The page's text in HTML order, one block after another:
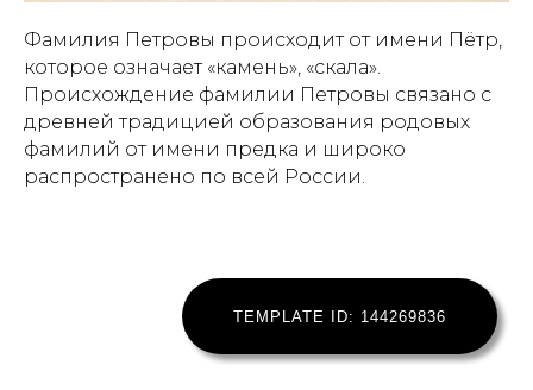
Фамилия Петровы происходит от имени Пётр,
которое означает «камень», «скала».
Происхождение фамилии Петровы связано с
древней традицией образования родовых
фамилий от имени предка и широко
распространено по всей России.
TEMPLATE ID: 144269836